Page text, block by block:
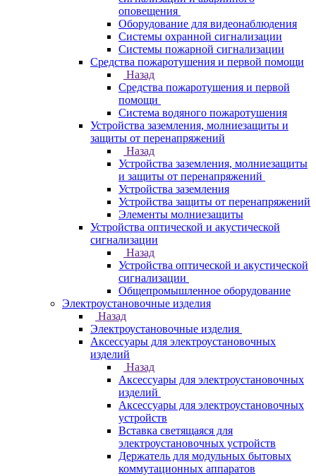
оповещения
Оборудование для видеонаблюдения
Системы охранной сигнализации
Системы пожарной сигнализации
Средства пожаротушения и первой помощи
Назад
Средства пожаротушения и первой
помощи
Система водяного пожаротушения
Устройства заземления, молниезащиты и
защиты от перенапряжений
Назад
Устройства заземления, молниезащиты
и защиты от перенапряжений
Устройства заземления
Устройства защиты от перенапряжений
Элементы молниезащиты
Устройства оптической и акустической
сигнализации
Назад
Устройства оптической и акустической
сигнализации
Общепромышленное оборудование
Электроустановочные изделия
Назад
Электроустановочные изделия
Аксессуары для электроустановочных
изделий
Назад
Аксессуары для электроустановочных
изделий
Аксессуары для электроустановочных
устройств
Вставка светящаяся для
электроустановочных устройств
Держатель для модульных бытовых
коммутационных аппаратов